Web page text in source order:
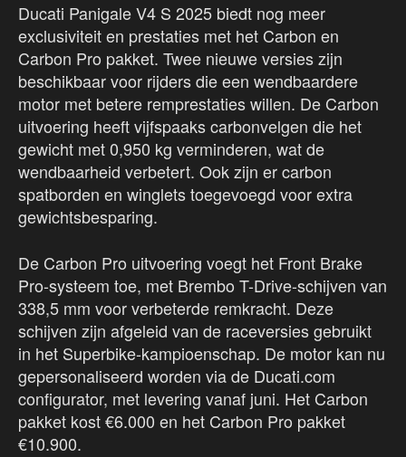
Ducati Panigale V4 S 2025 biedt nog meer
exclusiviteit en prestaties met het Carbon en
Carbon Pro pakket. Twee nieuwe versies zijn
beschikbaar voor rijders die een wendbaardere
motor met betere remprestaties willen. De Carbon
uitvoering heeft vijfspaaks carbonvelgen die het
gewicht met 0,950 kg verminderen, wat de
wendbaarheid verbetert. Ook zijn er carbon
spatborden en winglets toegevoegd voor extra
gewichtsbesparing.
De Carbon Pro uitvoering voegt het Front Brake
Pro-systeem toe, met Brembo T-Drive-schijven van
338,5 mm voor verbeterde remkracht. Deze
schijven zijn afgeleid van de raceversies gebruikt
in het Superbike-kampioenschap. De motor kan nu
gepersonaliseerd worden via de Ducati.com
configurator, met levering vanaf juni. Het Carbon
pakket kost €6.000 en het Carbon Pro pakket
€10.900.